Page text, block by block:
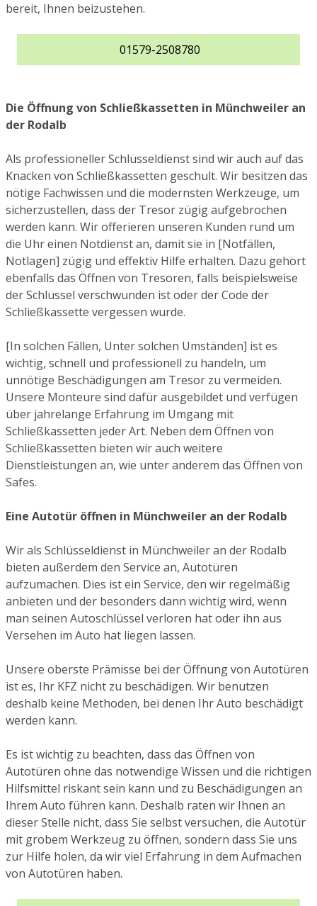
bereit, Ihnen beizustehen.
01579-2508780
Die Öffnung von Schließkassetten in Münchweiler an
der Rodalb
Als professioneller Schlüsseldienst sind wir auch auf das
Knacken von Schließkassetten geschult. Wir besitzen das
nötige Fachwissen und die modernsten Werkzeuge, um
sicherzustellen, dass der Tresor zügig aufgebrochen
werden kann. Wir offerieren unseren Kunden rund um
die Uhr einen Notdienst an, damit sie in [Notfällen,
Notlagen] zügig und effektiv Hilfe erhalten. Dazu gehört
ebenfalls das Öffnen von Tresoren, falls beispielsweise
der Schlüssel verschwunden ist oder der Code der
Schließkassette vergessen wurde.
[In solchen Fällen, Unter solchen Umständen] ist es
wichtig, schnell und professionell zu handeln, um
unnötige Beschädigungen am Tresor zu vermeiden.
Unsere Monteure sind dafür ausgebildet und verfügen
über jahrelange Erfahrung im Umgang mit
Schließkassetten jeder Art. Neben dem Öffnen von
Schließkassetten bieten wir auch weitere
Dienstleistungen an, wie unter anderem das Öffnen von
Safes.
Eine Autotür öffnen in Münchweiler an der Rodalb
Wir als Schlüsseldienst in Münchweiler an der Rodalb
bieten außerdem den Service an, Autotüren
aufzumachen. Dies ist ein Service, den wir regelmäßig
anbieten und der besonders dann wichtig wird, wenn
man seinen Autoschlüssel verloren hat oder ihn aus
Versehen im Auto hat liegen lassen.
Unsere oberste Prämisse bei der Öffnung von Autotüren
ist es, Ihr KFZ nicht zu beschädigen. Wir benutzen
deshalb keine Methoden, bei denen Ihr Auto beschädigt
werden kann.
Es ist wichtig zu beachten, dass das Öffnen von
Autotüren ohne das notwendige Wissen und die richtigen
Hilfsmittel riskant sein kann und zu Beschädigungen an
Ihrem Auto führen kann. Deshalb raten wir Ihnen an
dieser Stelle nicht, dass Sie selbst versuchen, die Autotür
mit grobem Werkzeug zu öffnen, sondern dass Sie uns
zur Hilfe holen, da wir viel Erfahrung in dem Aufmachen
von Autotüren haben.